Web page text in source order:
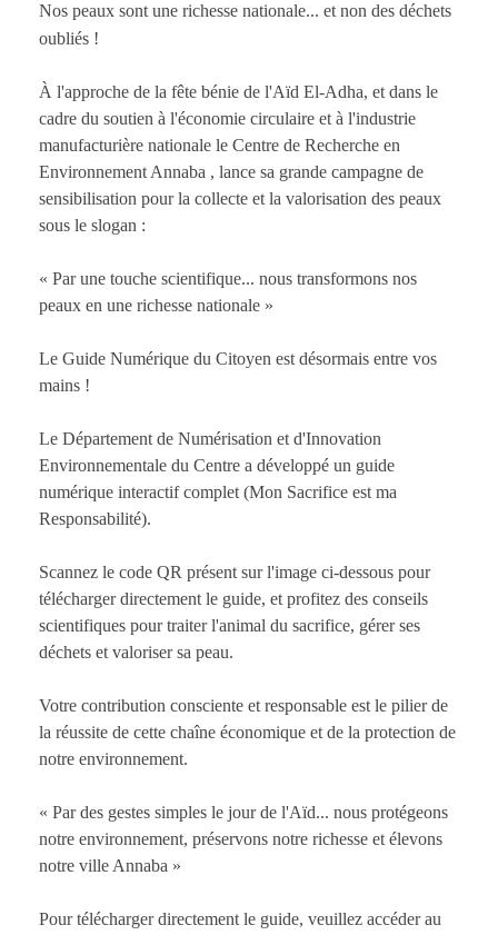
Nos peaux sont une richesse nationale... et non des déchets
oubliés !
​À l'approche de la fête bénie de l'Aïd El-Adha, et dans le
cadre du soutien à l'économie circulaire et à l'industrie
manufacturière nationale le Centre de Recherche en
Environnement Annaba , lance sa grande campagne de
sensibilisation pour la collecte et la valorisation des peaux
sous le slogan :
​« Par une touche scientifique... nous transformons nos
peaux en une richesse nationale »
​Le Guide Numérique du Citoyen est désormais entre vos
mains !
Le Département de Numérisation et d'Innovation
Environnementale du Centre a développé un guide
numérique interactif complet (Mon Sacrifice est ma
Responsabilité).
​Scannez le code QR présent sur l'image ci-dessous pour
télécharger directement le guide, et profitez des conseils
scientifiques pour traiter l'animal du sacrifice, gérer ses
déchets et valoriser sa peau.
​Votre contribution consciente et responsable est le pilier de
la réussite de cette chaîne économique et de la protection de
notre environnement.
​« Par des gestes simples le jour de l'Aïd... nous protégeons
notre environnement, préservons notre richesse et élevons
notre ville Annaba »
Pour télécharger directement le guide, veuillez accéder au